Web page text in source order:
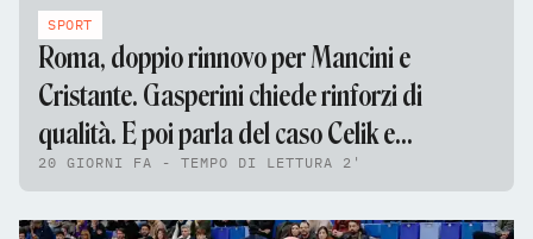
SPORT
Roma, doppio rinnovo per Mancini e
Cristante. Gasperini chiede rinforzi di
qualità. E poi parla del caso Celik e
Pellegrini
20 GIORNI FA - TEMPO DI LETTURA 2'